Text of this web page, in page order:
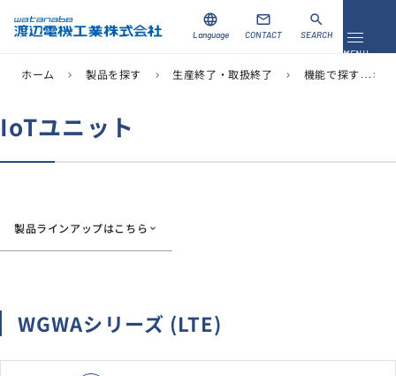
メニュ
MENU
製品を探す
導入事例
当社について
language
Language
mail
CONTACT
search
SEARCH
ホーム chevron_right 製品を探す chevron_right 生産終了・取扱終了 chevron_right 機能で探す chevron_right
IoTユニット
製品ラインアップはこちら
WGWAシリーズ (LTE)